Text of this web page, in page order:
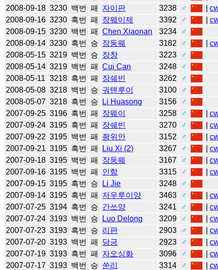
2008-09-18 3230 백번 패 자이판 3238 ♂ |
2008-09-16 3230 흑번 패 장웨이제 3392 ♂ |
2008-09-15 3230 백번 패 Chen Xiaonan 3234
♂
2008-09-14 3230 흑번 승 장둥웨 3182 ♂ |
2008-05-15 3219 백번 승 장창 3223
♂
2008-05-14 3219 백번 패 Cui Can 3248
♂
2008-05-11 3218 흑번 패 장쉐빈 3262
♂
2008-05-08 3218 백번 승 궈톈루이 3100
♂
2008-05-07 3218 흑번 승 Li Huasong 3156
♂
2007-09-25 3196 흑번 패 장웨이 3258 ♂ |
2007-09-24 3195 흑번 패 장쉐빈 3270 ♂ |
2007-09-22 3195 백번 패 좡위안 3152 ♂ |
2007-09-21 3195 흑번 패 Liu Xi (2) 3267 ♂ |
2007-09-18 3195 백번 패 장둥웨 3167 ♂ |
2007-09-16 3195 백번 패 인항 3315 ♂ |
2007-09-15 3195 흑번 승 Li Jie 3248
♂
2007-09-14 3195 흑번 패 저우루이양 3463 ♂ |
2007-07-25 3194 흑번 승 간쓰양 3241 ♂ |
2007-07-24 3193 백번 승 Luo Delong 3209 ♂ |
2007-07-23 3193 흑번 승 리판 2903 ♂ |
2007-07-20 3193 백번 패 당긍 2923 ♂ |
2007-07-19 3193 흑번 패 자오싱화 3096 ♂ |
2007-07-17 3193 백번 승 쑨리 3314 ♂ |